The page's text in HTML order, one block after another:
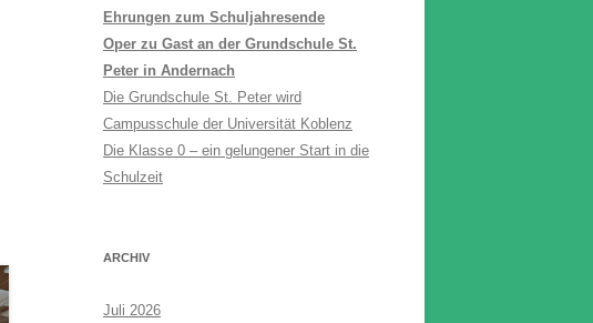
Ehrungen zum Schuljahresende
Oper zu Gast an der Grundschule St.
Peter in Andernach
Die Grundschule St. Peter wird
Campusschule der Universität Koblenz
Die Klasse 0 – ein gelungener Start in die
Schulzeit
ARCHIV
Juli 2026